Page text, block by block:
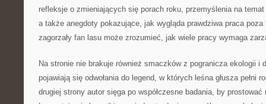
refleksje o zmieniających się porach roku, przemyślenia na
a także anegdoty pokazujące, jak wygląda prawdziwa praca
zagorzały fan lasu może zrozumieć, jak wiele pracy wymaga
Na stronie nie brakuje również smaczków z pogranicza ekologii i
pojawiają się odwołania do legend, w których leśna głusza pełni
drugiej strony autor sięga po współczesne badania, by